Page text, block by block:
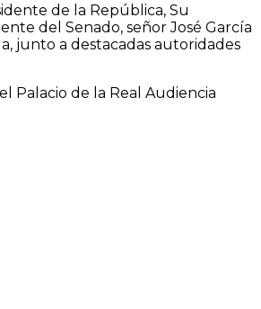
de la República, Su
del Senado, señor José García
junto a destacadas autoridades
Palacio de la Real Audiencia